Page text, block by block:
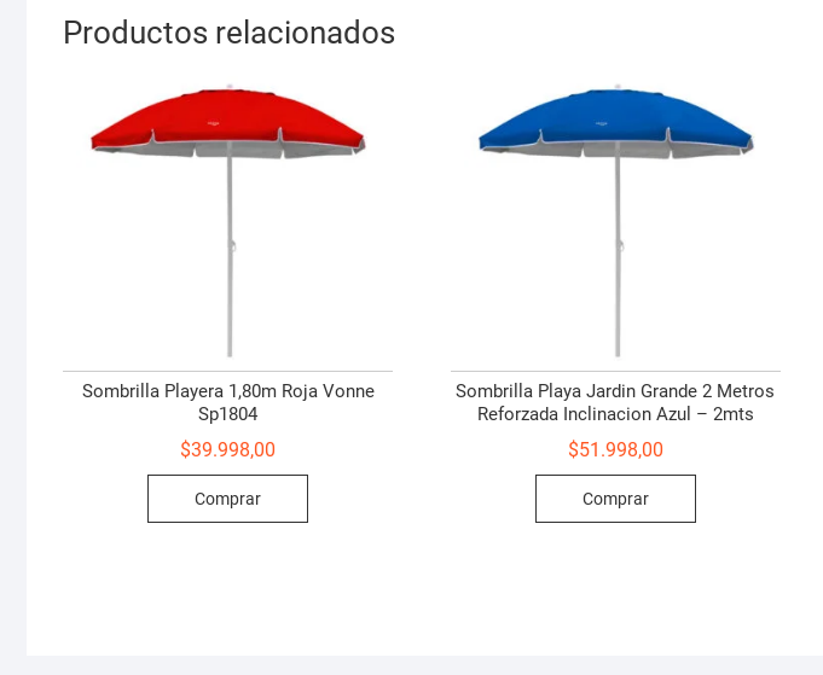
Productos relacionados
Sombrilla Playera 1,80m Roja Vonne
Sp1804
$39.998,00
Comprar
Sombrilla Playa Jardin Grande 2 Metros
Reforzada Inclinacion Azul – 2mts
$51.998,00
Comprar